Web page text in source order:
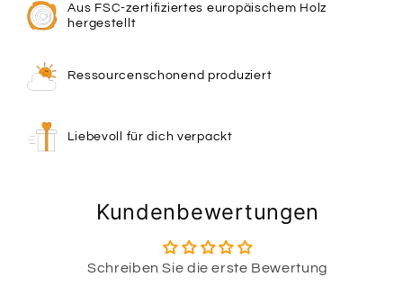
Aus FSC-zertifiziertes europäischem Holz
hergestellt
Ressourcenschonend produziert
Liebevoll für dich verpackt
Kundenbewertungen
Schreiben Sie die erste Bewertung